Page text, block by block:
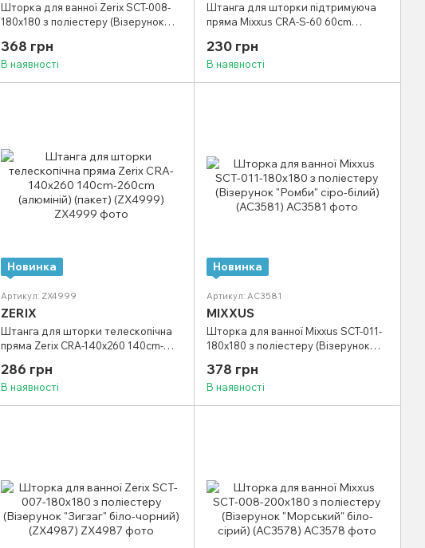
Шторка для ванної Zerix SCT-008-
180x180 з поліестеру (Візерунок
368 грн
В наявності
Штанга для шторки підтримуюча
пряма Mixxus CRA-S-60 60cm
230 грн
В наявності
Новинка
Артикул: ZX4999
ZERIX
Штанга для шторки телескопічна
пряма Zerix CRA-140x260 140cm-
286 грн
В наявності
Новинка
Артикул: AC3581
MIXXUS
Шторка для ванної Mixxus SCT-011-
180x180 з поліестеру (Візерунок
378 грн
В наявності